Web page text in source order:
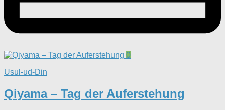
0
Usul-ud-Din
Qiyama – Tag der Auferstehung